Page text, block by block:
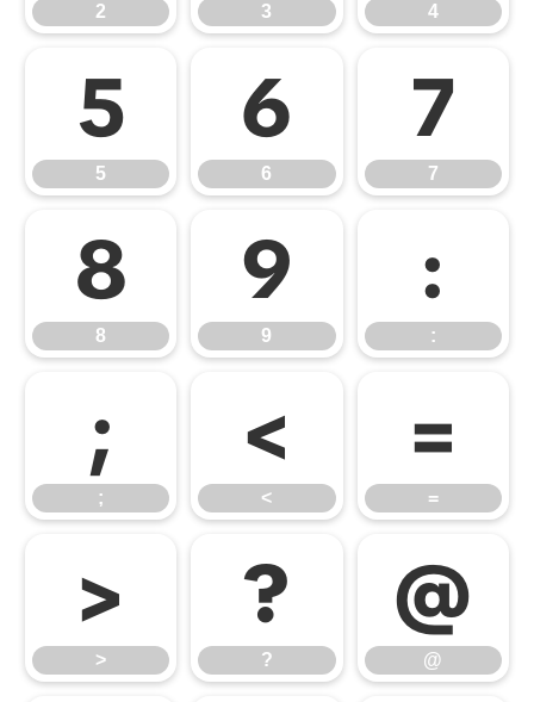
2 3 4
5
5
6
6
7
7
8
8
9
9
:
:
;
;
<
<
=
=
>
>
?
?
@
@